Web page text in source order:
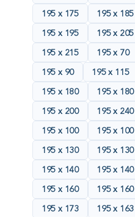
195 х 175
195 х 185
195 х 195
195 х 205
195 х 215
195 х 70
195 х 90
195 х 115
195 х 180
195 х 180
195 х 200
195 х 240
195 х 100
195 х 100
195 х 130
195 х 130
195 х 140
195 х 140
195 х 160
195 х 160
195 х 173
195 х 163